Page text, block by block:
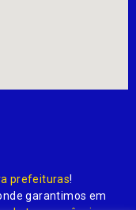
prefeituras!
garantimos em